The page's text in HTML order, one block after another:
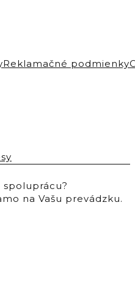
Reklamačné podmienky
na Vašu prevádzku.